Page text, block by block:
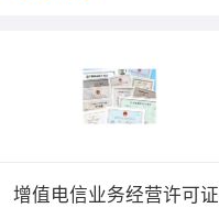
增值电信业务经营许可证